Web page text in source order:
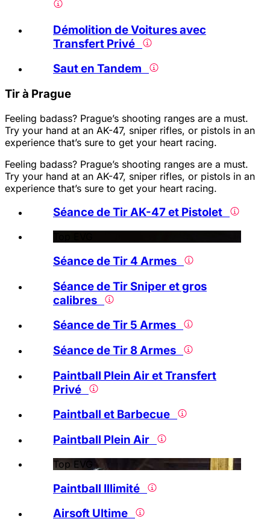
Démolition de Voitures avec
Transfert Privé
Saut en Tandem
Tir à Prague
Feeling badass? Prague’s shooting ranges are a must.
Try your hand at an AK-47, sniper rifles, or pistols in an
experience that’s sure to get your heart racing.
Feeling badass? Prague’s shooting ranges are a must.
Try your hand at an AK-47, sniper rifles, or pistols in an
experience that’s sure to get your heart racing.
Séance de Tir AK-47 et Pistolet
Séance de Tir 4 Armes
Séance de Tir Sniper et gros
calibres
Séance de Tir 5 Armes
Séance de Tir 8 Armes
Paintball Plein Air et Transfert
Privé
Paintball et Barbecue
Paintball Plein Air
Top EVG
Paintball Illimité
Airsoft Ultime